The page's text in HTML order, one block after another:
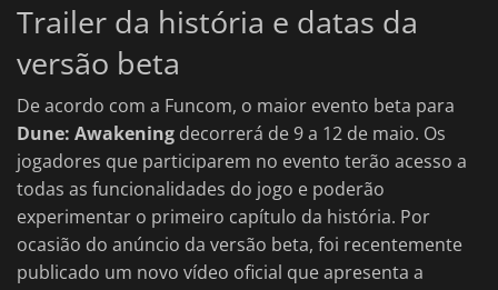
Trailer da história e datas da
versão beta
De acordo com a Funcom, o maior evento beta para
Dune: Awakening decorrerá de 9 a 12 de maio. Os
jogadores que participarem no evento terão acesso a
todas as funcionalidades do jogo e poderão
experimentar o primeiro capítulo da história. Por
ocasião do anúncio da versão beta, foi recentemente
publicado um novo vídeo oficial que apresenta a